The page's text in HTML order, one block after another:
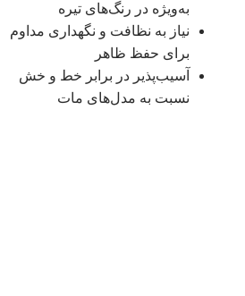
به‌ویژه در رنگ‌های تیره
نیاز به نظافت و نگهداری مداوم
برای حفظ ظاهر
آسیب‌پذیر در برابر خط و خش
نسبت به مدل‌های مات